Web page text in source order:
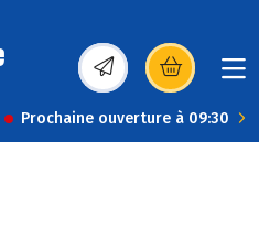
(s’ouvre dans une
Prochaine ouverture à 09:30